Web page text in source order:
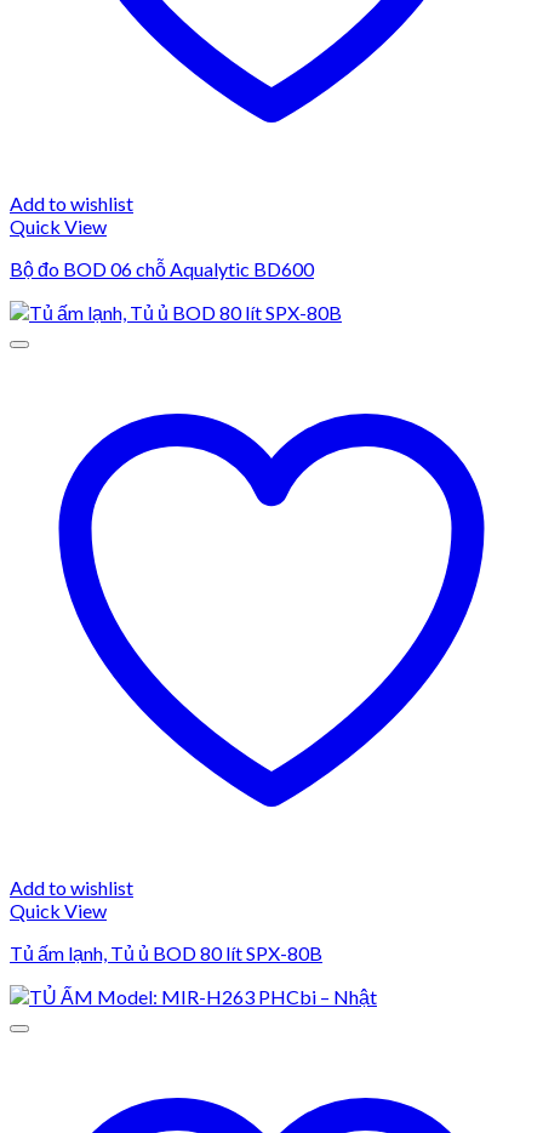
Add to wishlist
Quick View
Bộ đo BOD 06 chỗ Aqualytic BD600
Add to wishlist
Quick View
Tủ ấm lạnh, Tủ ủ BOD 80 lít SPX-80B